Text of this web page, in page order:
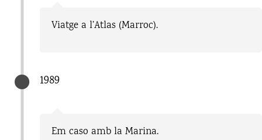
Viatge a l’Atlas (Marroc).
1989
Em caso amb la Marina.